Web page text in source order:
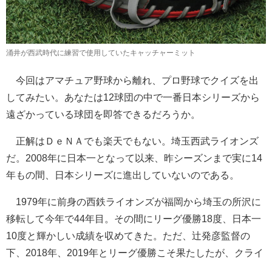
涌井が西武時代に練習で使用していたキャッチャーミット
今回はアマチュア野球から離れ、プロ野球でクイズを出
してみたい。あなたは12球団の中で一番日本シリーズから
遠ざかっている球団を即答できるだろうか。
正解はＤｅＮＡでも楽天でもない。埼玉西武ライオンズ
だ。2008年に日本一となって以来、昨シーズンまで実に14
年もの間、日本シリーズに進出していないのである。
1979年に前身の西鉄ライオンズが福岡から埼玉の所沢に
移転して今年で44年目。その間にリーグ優勝18度、日本一
10度と輝かしい成績を収めてきた。ただ、辻発彦監督の
下、2018年、2019年とリーグ優勝こそ果たしたが、クライ